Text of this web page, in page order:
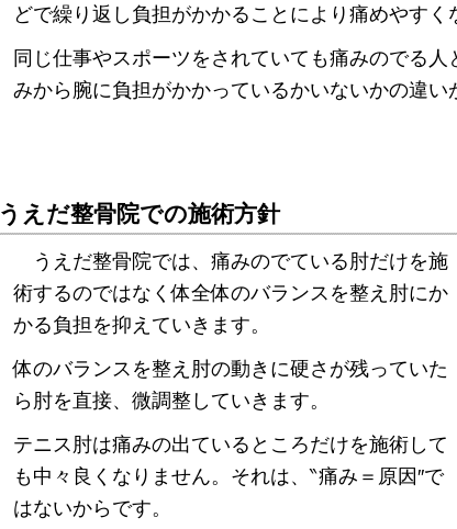
どで繰り返し負担がかかることにより痛めやすく
同じ仕事やスポーツをされていても痛みのでる
みから腕に負担がかかっているかいないかの違い
うえだ整骨院での施術方針
うえだ整骨院では、痛みのでている肘だけを施
術するのではなく体全体のバランスを整え肘にか
かる負担を抑えていきます。
体のバランスを整え肘の動きに硬さが残っていた
ら肘を直接、微調整していきます。
テニス肘は痛みの出ているところだけを施術して
も中々良くなりません。 それは、‶痛み＝原因″で
はないからです。